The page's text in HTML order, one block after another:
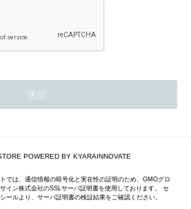
POWERED BY KYARAINNOVATE
では、通信情報の暗号化と実在性の証明のため、GMOグロ
イン株式会社のSSLサーバ証明書を使用しております。 セ
ールより、サーバ証明書の検証結果をご確認ください。